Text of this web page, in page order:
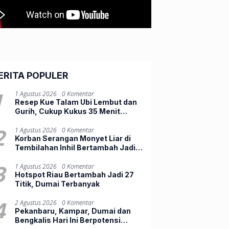
POPULER
1 Agustus 2026
0 Komentar
Resep Kue Talam Ubi Lembut dan
Gurih, Cukup Kukus 35 Menit
1 Agustus 2026
0 Komentar
Korban Serangan Monyet Liar di
Tembilahan Inhil Bertambah Jadi
1 Agustus 2026
0 Komentar
Hotspot Riau Bertambah Jadi 27
Titik, Dumai Terbanyak
2 Agustus 2026
0 Komentar
Pekanbaru, Kampar, Dumai dan
Bengkalis Hari Ini Berpotensi